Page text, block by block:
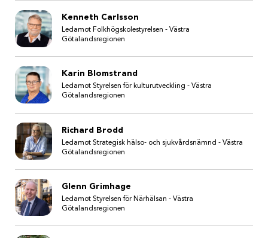
Kenneth Carlsson
Ledamot Folkhögskolestyrelsen - Västra
Götalandsregionen
Karin Blomstrand
Ledamot Styrelsen för kulturutveckling - Västra
Götalandsregionen
Richard Brodd
Ledamot Strategisk hälso- och sjukvårdsnämnd - Västra
Götalandsregionen
Glenn Grimhage
Ledamot Styrelsen för Närhälsan - Västra
Götalandsregionen